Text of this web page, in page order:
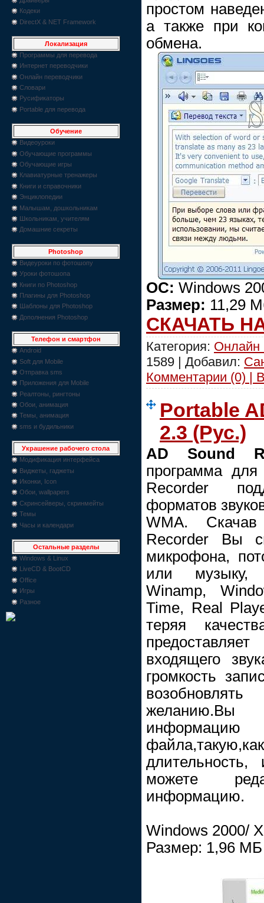
Кодеки
DirectX & NET Framework
Локализация
Программы для перевода
Интернет переводчики
Онлайн переводчики
Словари
Русификаторы
Portable для перевода
Обучение
Видеоуроки
Обучающие программы
Обучающие игры
Клавиатурные тренажеры
Книги и справочники
Энциклопедии
Малышам, дошкольникам
Школьникам, учителям
Домашние секреты
Photoshop
Видеуроки по фотошопу
Уроки фотошопа
Книги по Photoshop
Плагины для Photoshop
Шаблоны для Photoshop
Дополнения Photoshop
Телефон и смартфон
Android
Soft для Mobile
Отправка sms
Приложения для Mobile
Реалтоны, рингтоны
Обои, анимация
Темы, анимация
sms и будильники
Украшение рабочего стола
Модификация интерфейса
Виджеты, гаджеты
Иконки, Icon
Обои, wallpapers
Скринсейверы, скринмейты
Темы
Часы и календари
Остальные разделы
Windows & Linux
LiveCD & BootCD
Office
Игры
Разное
простом
а также при
обмена.
ОС: Windows
Размер: 11,29
СКАЧАТЬ
Категория: Онлайн
1589 | Добавил:
Комментарии (0) |
Portable
2.3 (Рус.)
AD Sound
программа
Recorder
форматов
WMA.
Recorder Вы
микрофона,
или музыку,
Winamp,
Time, Real
теряя
входящего
громкость
желанию.Вы
можете
информацию.
Windows 2000/
Размер: 1,96 МБ